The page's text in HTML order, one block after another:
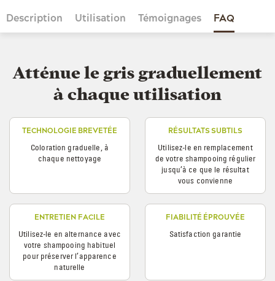
Description Utilisation Témoignages FAQ
Atténue le gris graduellement
à chaque utilisation
TECHNOLOGIE BREVETÉE
Coloration graduelle, à
chaque nettoyage
RÉSULTATS SUBTILS
Utilisez-le en remplacement
de votre shampooing régulier
jusqu’à ce que le résultat
vous convienne
ENTRETIEN FACILE
Utilisez-le en alternance avec
votre shampooing habituel
pour préserver l’apparence
naturelle
FIABILITÉ ÉPROUVÉE
Satisfaction garantie